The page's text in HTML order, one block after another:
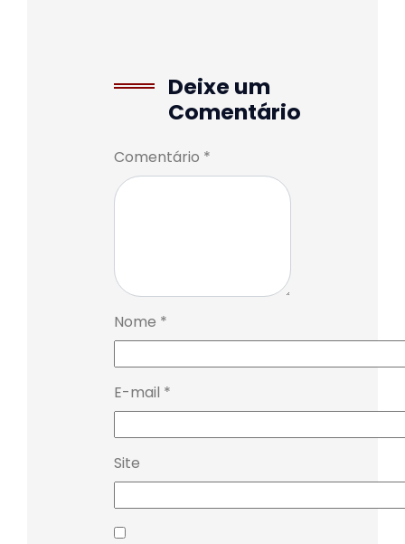
Deixe um
Comentário
Comentário *
Nome *
E-mail *
Site